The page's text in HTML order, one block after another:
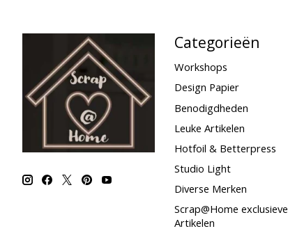
Categorieën
Workshops
Design Papier
Benodigdheden
Leuke Artikelen
Hotfoil & Betterpress
Studio Light
Diverse Merken
Scrap@Home exclusieve
Artikelen